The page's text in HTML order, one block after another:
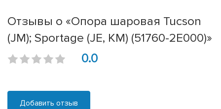
Отзывы о «Опора шаровая Tucson
(JM); Sportage (JE, KM) (51760-2E000)»
0.0
Добавить отзыв